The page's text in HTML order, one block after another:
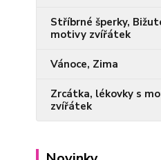
Stříbrné šperky,
motivy zvířátek
Vánoce, Zima
Zrcátka, lékovky s
zvířátek